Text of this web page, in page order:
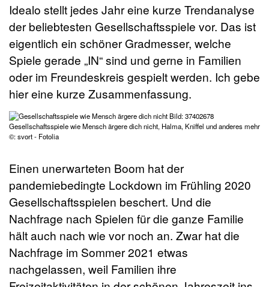
Idealo stellt jedes Jahr eine kurze Trendanalyse
der beliebtesten Gesellschaftsspiele vor. Das ist
eigentlich ein schöner Gradmesser, welche
Spiele gerade „IN“ sind und gerne in Familien
oder im Freundeskreis gespielt werden. Ich gebe
hier eine kurze Zusammenfassung.
Gesellschaftsspiele wie Mensch ärgere dich nicht, Halma, Kniffel und anderes mehr
©: svort - Fotolia
Einen unerwarteten Boom hat der
pandemiebedingte Lockdown im Frühling 2020
Gesellschaftsspielen beschert. Und die
Nachfrage nach Spielen für die ganze Familie
hält auch nach wie vor noch an. Zwar hat die
Nachfrage im Sommer 2021 etwas
nachgelassen, weil Familien ihre